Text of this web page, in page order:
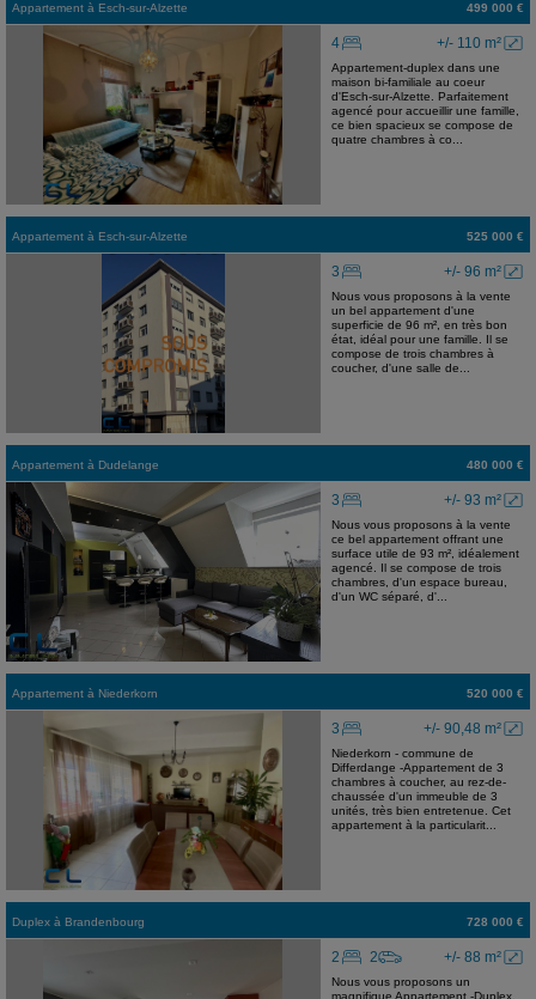
Appartement à Esch-sur-Alzette 499 000 €
+/- 110 m²
4
Appartement-duplex dans une
maison bi-familiale au coeur
d'Esch-sur-Alzette. Parfaitement
agencé pour accueillir une famille,
ce bien spacieux se compose de
quatre chambres à co...
Appartement à Esch-sur-Alzette 525 000 €
+/- 96 m²
3
Nous vous proposons à la vente
un bel appartement d'une
superficie de 96 m², en très bon
état, idéal pour une famille. Il se
compose de trois chambres à
coucher, d'une salle de...
Appartement à Dudelange 480 000 €
+/- 93 m²
3
Nous vous proposons à la vente
ce bel appartement offrant une
surface utile de 93 m², idéalement
agencé. Il se compose de trois
chambres, d'un espace bureau,
d'un WC séparé, d'...
Appartement à Niederkorn 520 000 €
+/- 90,48 m²
3
Niederkorn - commune de
Differdange -Appartement de 3
chambres à coucher, au rez-de-
chaussée d'un immeuble de 3
unités, très bien entretenue. Cet
appartement à la particularit...
Duplex à Brandenbourg 728 000 €
+/- 88 m²
2 2
Nous vous proposons un
magnifique Appartement -Duplex,